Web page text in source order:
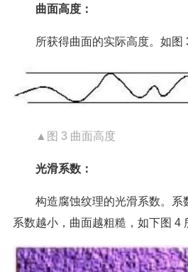
曲面高度：
所获得曲面的实际高度。如图
▲图 3 曲面高度
光滑系数：
构造腐蚀纹理的光滑系数。系
系数越小，曲面越粗糙，如下图 4